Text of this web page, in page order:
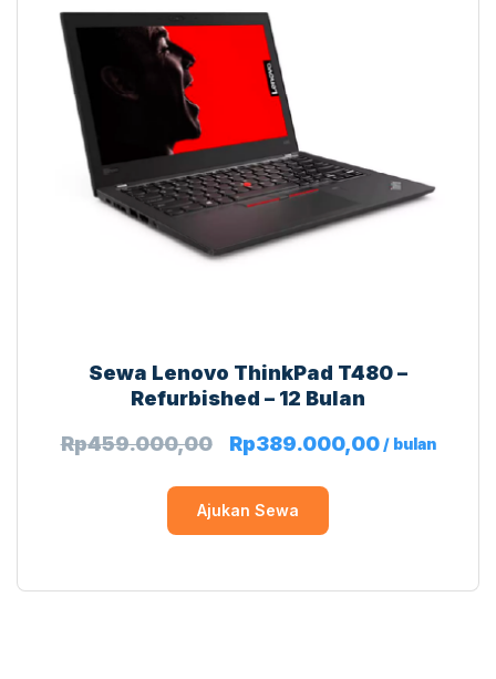
Sewa Lenovo ThinkPad T480 –
Refurbished – 12 Bulan
Rp459.000,00 Rp389.000,00/ bulan
Ajukan Sewa